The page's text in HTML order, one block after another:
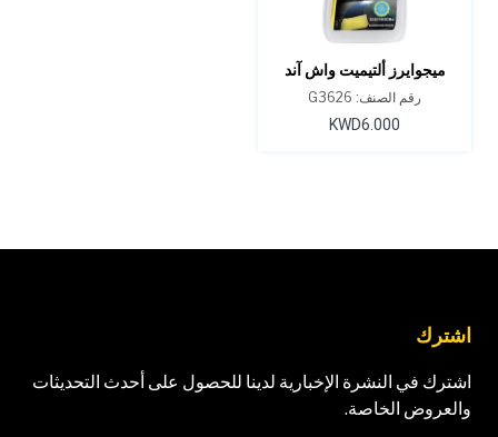
ميجوايرز ألتيميت واش آند
واكس أني وير 26 أونصة
رقم الصنف: G3626
KWD6.000
اشترك
اشترك في النشرة الإخبارية لدينا للحصول على أحدث التحديثات
والعروض الخاصة.